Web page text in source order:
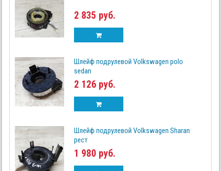
2 835 руб.
Шлейф подрулевой Volkswagen polo
sedan
2 126 руб.
Шлейф подрулевой Volkswagen Sharan
рест
1 980 руб.